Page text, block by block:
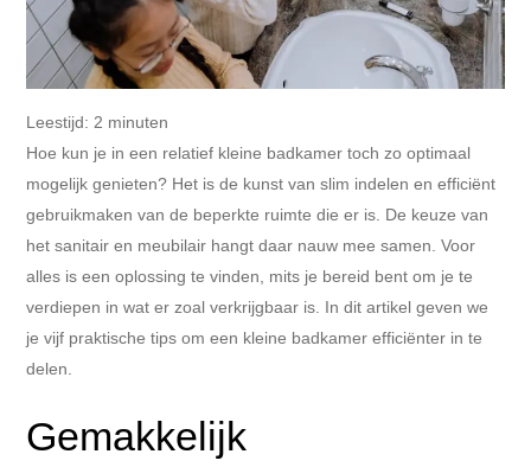
Leestijd: 2 minuten
Hoe kun je in een relatief kleine badkamer toch zo optimaal
mogelijk genieten? Het is de kunst van slim indelen en efficiënt
gebruikmaken van de beperkte ruimte die er is. De keuze van
het sanitair en meubilair hangt daar nauw mee samen. Voor
alles is een oplossing te vinden, mits je bereid bent om je te
verdiepen in wat er zoal verkrijgbaar is. In dit artikel geven we
je vijf praktische tips om een kleine badkamer efficiënter in te
delen.
Gemakkelijk